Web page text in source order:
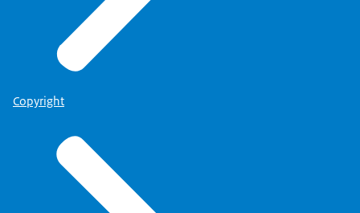
Copyright